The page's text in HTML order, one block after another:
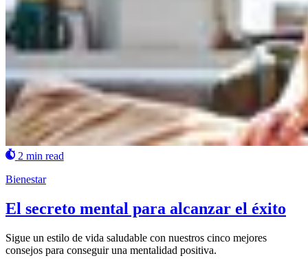
2 min read
Bienestar
El secreto mental para alcanzar el éxito
Sigue un estilo de vida saludable con nuestros cinco mejores
consejos para conseguir una mentalidad positiva.